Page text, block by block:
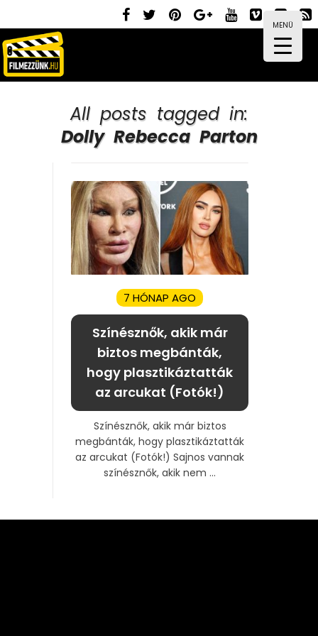
MENÜ
All posts tagged in:
Dolly Rebecca Parton
7 HÓNAP AGO
Színésznők, akik már
biztos megbánták,
hogy plasztikáztatták
az arcukat (Fotók!)
Színésznők, akik már biztos
megbánták, hogy plasztikáztatták
az arcukat (Fotók!) Sajnos vannak
színésznők, akik nem ...